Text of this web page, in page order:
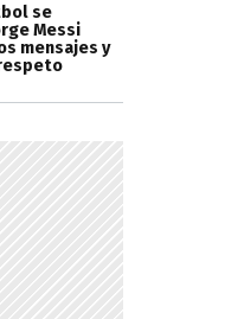
se
Messi
mensajes y